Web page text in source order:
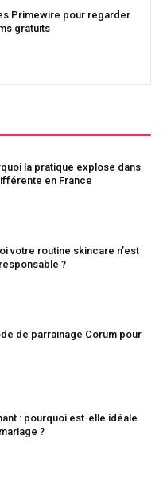
Primewire pour regarder
gratuits
la pratique explose dans
en France
votre routine skincare n’est
?
de parrainage Corum pour
: pourquoi est-elle idéale
?